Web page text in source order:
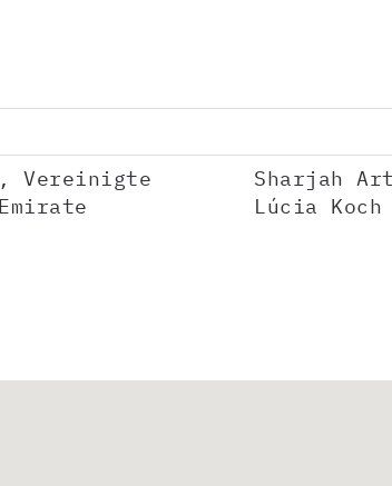
Vereinigte
Sharjah
Lúcia